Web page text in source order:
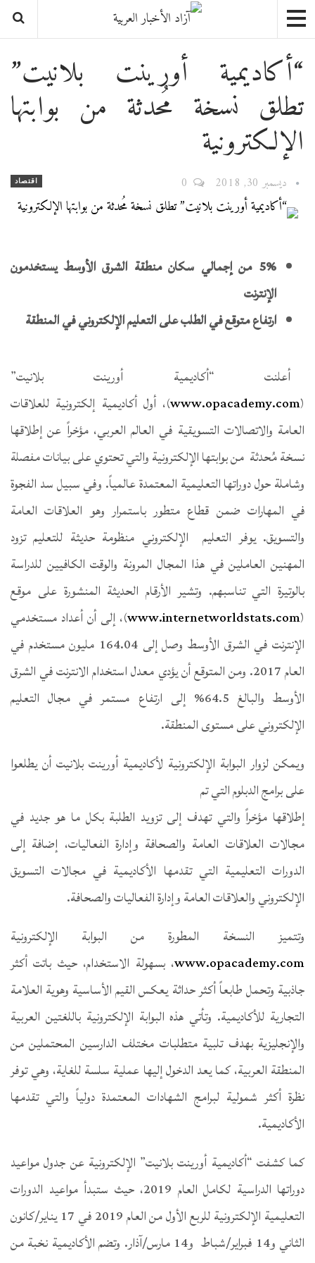
“أكاديمية أورينت بلانيت”
تطلق نسخة مُحدثة من بوابتها
الإلكترونية
اقتصاد ديسمبر 30, 2018
5 % من إجمالي سكان منطقة الشرق الأوسط يستخدمون
الإنترنت
ارتفاع متوقع في الطلب على التعليم الإلكتروني في المنطقة
أعلنت “أكاديمية أورينت بلانيت”
(
www.opacademy.com)، أول أكاديمية إلكترونية للعلاقات
العامة والاتصالات التسويقية في العالم العربي، مؤخراً عن إطلاقها
نسخة مُحدثة من بوابتها الإلكترونية والتي تحتوي على بيانات مفصلة
وشاملة حول دوراتها التعليمية المعتمدة عالمياً. وفي سبيل سد الفجوة
في المهارات ضمن قطاع متطور باستمرار وهو العلاقات العامة
والتسويق. يوفر التعليم الإلكتروني منظومة حديثة للتعليم تزود
المهنين العاملين في هذا المجال المرونة والوقت الكافيين للدراسة
بالوتيرة التي تناسبهم. وتشير الأرقام الحديثة المنشورة على موقع
(
www.internetworldstats.com)، إلى أن أعداد مستخدمي
الإنترنت في الشرق الأوسط وصل إلى 164.04 مليون مستخدم في
العام 2017. ومن المتوقع أن يؤدي معدل استخدام الانترنت في الشرق
الأوسط والبالغ 64.5% إلى ارتفاع مستمر في مجال التعليم
الإلكتروني على مستوى المنطقة.
ويمكن لزوار البوابة الإلكترونية لأكاديمية أورينت بلانيت أن يطلعوا
على برامج الدبلوم التي تم
إطلاقها مؤخراً والتي تهدف إلى تزويد الطلبة بكل ما هو جديد في
مجالات العلاقات العامة والصحافة وإدارة الفعاليات، إضافة إلى
الدورات التعليمية التي تقدمها الأكاديمية في مجالات التسويق
الإلكتروني والعلاقات العامة وإدارة الفعاليات والصحافة.
وتتميز النسخة المطورة من البوابة الإلكترونية
www.opacademy.com، بسهولة الاستخدام، حيث باتت أكثر
جاذبية وتحمل طابعاً أكثر حداثة يعكس القيم الأساسية وهوية العلامة
التجارية للأكاديمية. وتأتي هذه البوابة الإلكترونية باللغتين العربية
والإنجليزية بهدف تلبية متطلبات مختلف الدارسين المحتملين من
المنطقة العربية، كما يعد الدخول إليها عملية سلسة للغاية، وهي توفر
نظرة أكثر شمولية لبرامج الشهادات المعتمدة دولياً والتي تقدمها
الأكاديمية.
كما كشفت “أكاديمية أورينت بلانيت” الإلكترونية عن جدول مواعيد
دوراتها الدراسية لكامل العام 2019، حيث ستبدأ مواعيد الدورات
التعليمية الإلكترونية للربع الأول من العام 2019 في 17 يناير/كانون
الثاني و14 فبراير/شباط و14 مارس/آذار. وتضم الأكاديمية نخبة من